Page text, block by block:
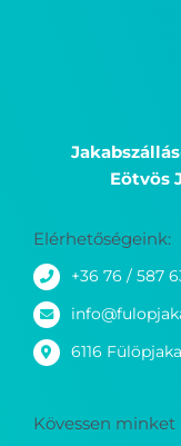
Eötvös
Elérhetőségeink:
+36 76 / 587
6116
Kövessen minket